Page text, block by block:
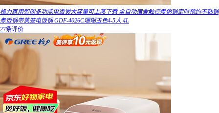
格力家用智能多功能电饭煲大容量可上蒸下煮 全自动宿舍触控煮粥锅定时预约不粘锅
煮饭锅带蒸笼电饭锅 GDF-4026C珊瑚玉色4-5人 4L
27条评价